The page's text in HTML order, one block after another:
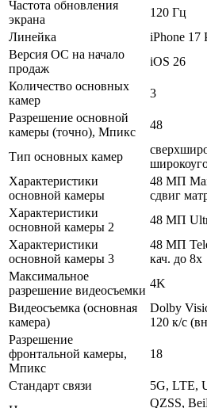
Частота обновления
экрана
120 Гц
Линейка
iPhone 17
Версия ОС на начало
продаж
iOS 26
Количество основных
камер
3
Разрешение основной
камеры (точно), Мпикс
48
Тип основных камер
Характеристики
основной камеры
48 МП
сдвиг
Характеристики
основной камеры 2
48 МП
Характеристики
основной камеры 3
48 МП
кач. до 8x
Максимальное
разрешение видеосъемки
4K
Видеосъемка (основная
камера)
Dolby
120 к/с
Разрешение
фронтальной камеры,
Мпикс
18
Стандарт связи
5G, LTE,
QZSS,